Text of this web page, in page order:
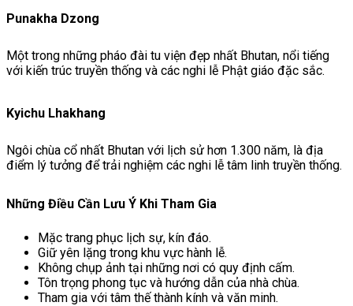
Punakha Dzong
Một trong những pháo đài tu viện đẹp nhất Bhutan, nổi tiếng
với kiến trúc truyền thống và các nghi lễ Phật giáo đặc sắc.
Kyichu Lhakhang
Ngôi chùa cổ nhất Bhutan với lịch sử hơn 1.300 năm, là địa
điểm lý tưởng để trải nghiệm các nghi lễ tâm linh truyền thống.
Những Điều Cần Lưu Ý Khi Tham Gia
Mặc trang phục lịch sự, kín đáo.
Giữ yên lặng trong khu vực hành lễ.
Không chụp ảnh tại những nơi có quy định cấm.
Tôn trọng phong tục và hướng dẫn của nhà chùa.
Tham gia với tâm thế thành kính và văn minh.